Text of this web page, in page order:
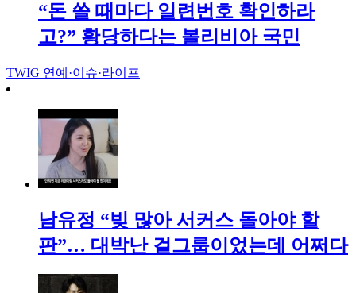
“돈 쓸 때마다 일련번호 확인하라
고?” 황당하다는 볼리비아 국민
TWIG 연예·이슈·라이프
남유정 “빚 많아 서커스 돌아야 할
판”… 대박난 걸그룹이었는데 어쩌다